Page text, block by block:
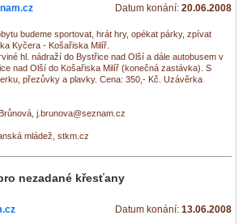
Datum konání: 20.06.2008
budeme sportovat, hrát hry, opékat párky, zpívat
Kyčera - Košařiska Milíř.
hl. nádraží do Bystřice nad Olší a dále autobusem v
nad Olší do Košařiska Milíř (konečná zastávka). S
přezůvky a plavky. Cena: 350,- Kč. Uzávěrka
j.brunova@seznam.cz
mládež, stkm.cz
nezadané křesťany
Datum konání: 13.06.2008